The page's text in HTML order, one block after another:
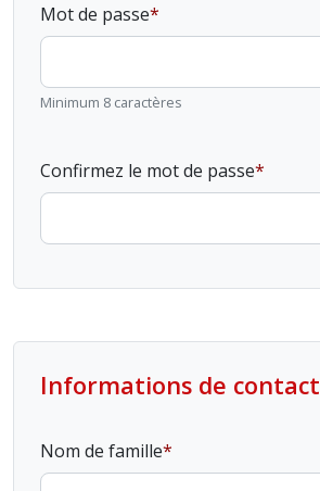
Mot de passe
Minimum 8 caractères
Confirmez le mot de passe
Informations de contact
Nom de famille